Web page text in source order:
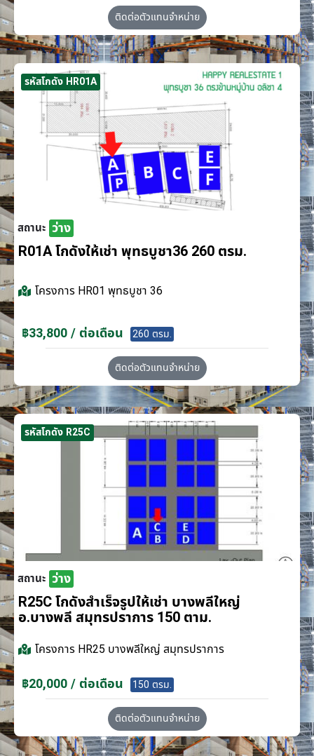
ติดต่อตัวแทนจำหน่าย
รหัสโกดัง HR01A
สถานะ ว่าง
R01A โกดังให้เช่า พุทธบูชา36 260 ตรม.
โครงการ HR01 พุทธบูชา 36
฿33,800 / ต่อเดือน 260 ตรม.
ติดต่อตัวแทนจำหน่าย
รหัสโกดัง R25C
สถานะ ว่าง
R25C โกดังสำเร็จรูปให้เช่า บางพลีใหญ่
อ.บางพลี สมุทรปราการ 150 ตาม.
โครงการ HR25 บางพลีใหญ่ สมุทรปราการ
฿20,000 / ต่อเดือน 150 ตรม.
ติดต่อตัวแทนจำหน่าย